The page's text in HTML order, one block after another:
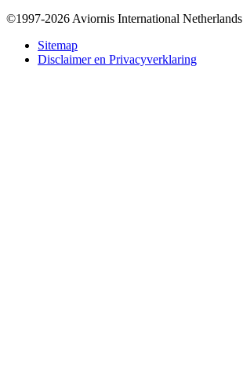
Bottom
©1997-2026 Aviornis International Netherlands
Sitemap
Disclaimer en Privacyverklaring